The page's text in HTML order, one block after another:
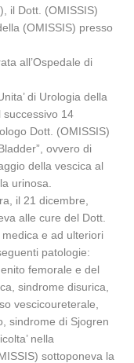
il Dott. (OMISSIS)
(OMISSIS) presso
all’Ospedale di
di Urologia della
successivo 14
Dott. (OMISSIS)
ovvero di
della vescica al
urinosa.
il 21 dicembre,
alle cure del Dott.
e ad ulteriori
patologie:
femorale e del
sindrome disurica,
vescicoureterale,
sindrome di Sjogren
nella
sottoponeva la